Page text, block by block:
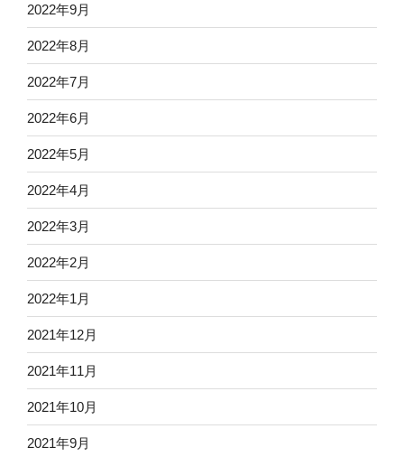
2022年9月
2022年8月
2022年7月
2022年6月
2022年5月
2022年4月
2022年3月
2022年2月
2022年1月
2021年12月
2021年11月
2021年10月
2021年9月